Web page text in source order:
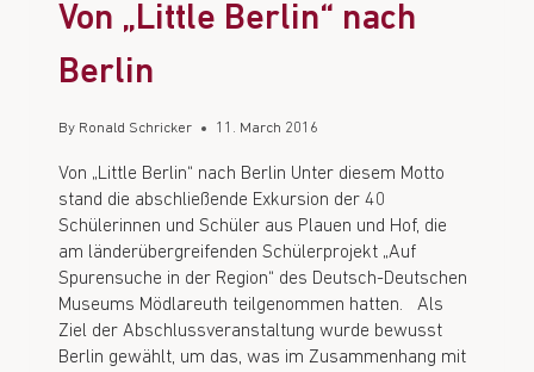
Von „Little Berlin“ nach
Berlin
By Ronald Schricker 11. March 2016
Von „Little Berlin“ nach Berlin Unter diesem Motto
stand die abschließende Exkursion der 40
Schülerinnen und Schüler aus Plauen und Hof, die
am länderübergreifenden Schülerprojekt „Auf
Spurensuche in der Region“ des Deutsch-Deutschen
Museums Mödlareuth teilgenommen hatten. Als
Ziel der Abschlussveranstaltung wurde bewusst
Berlin gewählt, um das, was im Zusammenhang mit